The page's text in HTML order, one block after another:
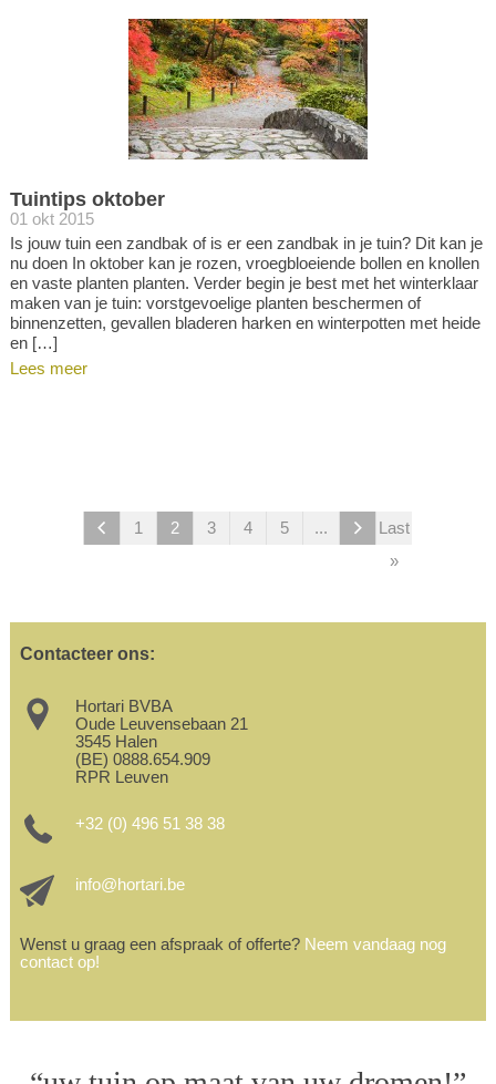
Tuintips oktober
01 okt 2015
Is jouw tuin een zandbak of is er een zandbak in je tuin? Dit kan je
nu doen In oktober kan je rozen, vroegbloeiende bollen en knollen
en vaste planten planten. Verder begin je best met het winterklaar
maken van je tuin: vorstgevoelige planten beschermen of
binnenzetten, gevallen bladeren harken en winterpotten met heide
en […]
Lees meer
1 2 3 4 5 ...
Last
»
Contacteer ons:
Hortari BVBA
Oude Leuvensebaan 21
3545 Halen
(BE) 0888.654.909
RPR Leuven
+32 (0) 496 51 38 38
info@hortari.be
Wenst u graag een afspraak of offerte? Neem vandaag nog
contact op!